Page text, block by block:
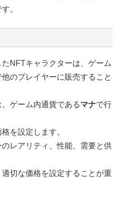
。
NFTキャラクターは、ゲーム
のプレイヤーに販売すること
ゲーム内通貨であるマナで行
を設定します。
レアリティ、性能、需要と供
切な価格を設定することが重